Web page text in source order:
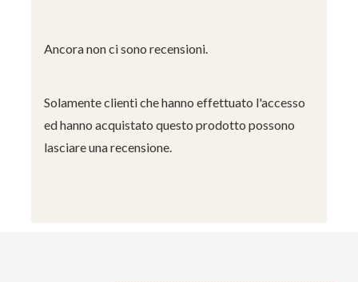
Ancora non ci sono recensioni.
Solamente clienti che hanno effettuato l'accesso
ed hanno acquistato questo prodotto possono
lasciare una recensione.